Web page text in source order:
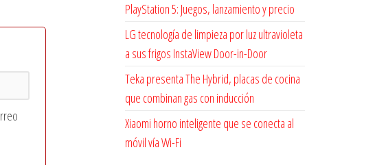
PlayStation 5: Juegos, lanzamiento y precio
LG tecnología de limpieza por luz ultravioleta
a sus frigos InstaView Door-in-Door
Teka presenta The Hybrid, placas de cocina
que combinan gas con inducción
Xiaomi horno inteligente que se conecta al
móvil vía Wi-Fi